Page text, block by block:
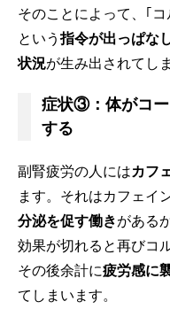
そのことによって、｢
という指令が出っぱな
状況が生み出されてし
症状③：体がコ
する
副腎疲労の人にはカフ
ます。それはカフェイ
分泌を促す働きがある
効果が切れると再びコ
その後余計に疲労感に
てしまいます。